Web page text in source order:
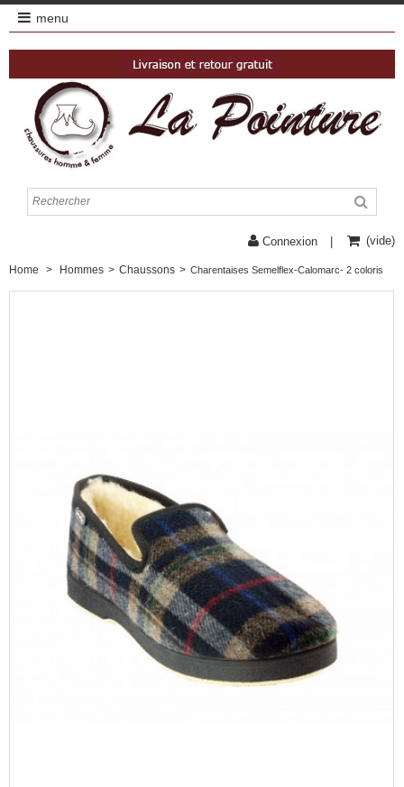
menu
(vide)
Connexion
Home > Hommes > Chaussons > Charentaises Semelflex-Calomarc- 2 coloris